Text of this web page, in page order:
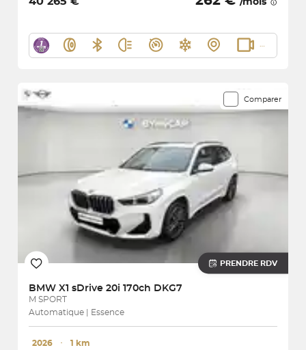
/mois
Comparer
PRENDRE RDV
BMW X1 sDrive 20i 170ch DKG7
M SPORT
Automatique | Essence
2026 ･ 1 km